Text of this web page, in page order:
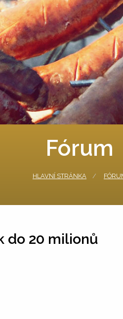
Fórum
HLAVNÍ STRÁNKA
do 20 milionů